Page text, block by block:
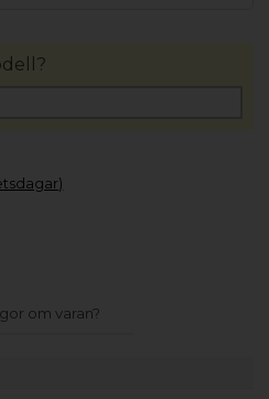
om varan?